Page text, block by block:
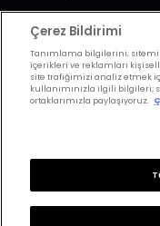
KVKK
KVKK Başvuru
Copyrights
Çerez Bildirimi
Tanımlama bilgilerini;
içerikleri ve reklamları
site trafiğimizi analiz etmek
kullanımınızla ilgili bilgileri;
ortaklarımızla paylaşıyoruz.